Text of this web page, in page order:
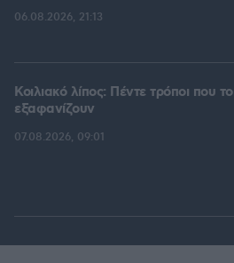
06.08.2026, 21:13
Κοιλιακό λίπος: Πέντε τρόποι που το
εξαφανίζουν
07.08.2026, 09:01